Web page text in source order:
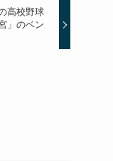
高校野球
」のベン